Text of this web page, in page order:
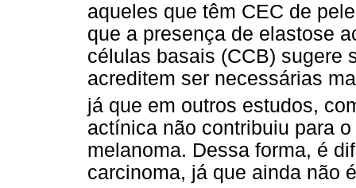
aqueles que têm CEC de
que a presença de elastose
células basais (CCB) sugere
acreditem ser necessárias
já que em outros estudos,
actínica não contribuiu para
melanoma. Dessa forma, é
carcinoma, já que ainda não